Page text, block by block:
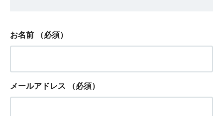
お名前 （必須）
メールアドレス （必須）